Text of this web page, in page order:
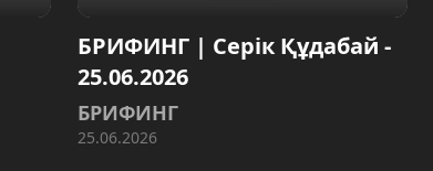
БРИФИНГ | Серік Құдабай -
25.06.2026
БРИФИНГ
25.06.2026